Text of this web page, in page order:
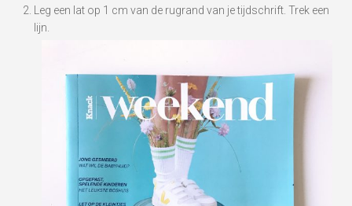
Leg een lat op 1 cm van de rugrand van je tijdschrift. Trek een
lijn.